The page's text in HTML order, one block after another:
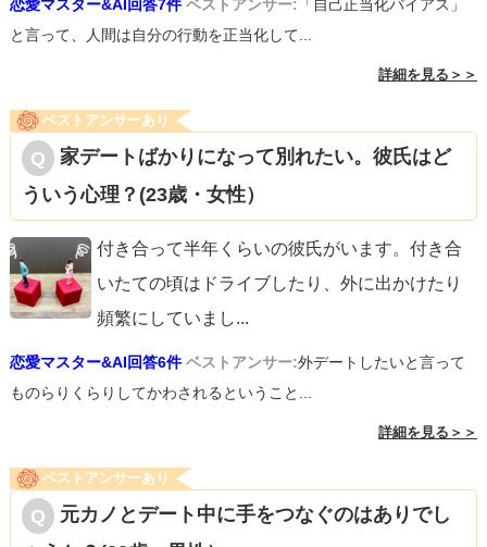
恋愛マスター&AI回答7件 ベストアンサー: 「自己正当化バイアス」
と言って、人間は自分の行動を正当化して...
詳細を見る＞＞
ベストアンサーあり
家デートばかりになって別れたい。彼氏はど
ういう心理？(23歳・女性）
付き合って半年くらいの彼氏がいます。付き合
いたての頃はドライブしたり、外に出かけたり
頻繁にしていまし...
恋愛マスター&AI回答6件 ベストアンサー:外デートしたいと言って
ものらりくらりしてかわされるということ...
詳細を見る＞＞
ベストアンサーあり
元カノとデート中に手をつなぐのはありでし